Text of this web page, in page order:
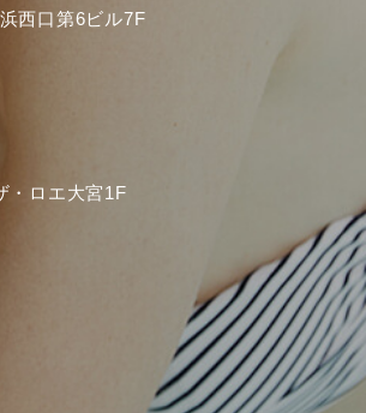
西口第6ビル7F
・ロエ大宮1F